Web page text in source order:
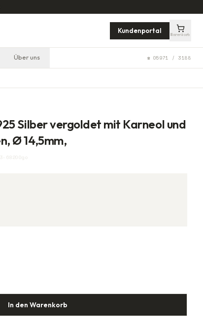
Kundenportal
Warenkorb
Über uns ☎ 05971 / 3188
Silber vergoldet mit Karneol und
Ø 14,5mm,
68200go
In den Warenkorb